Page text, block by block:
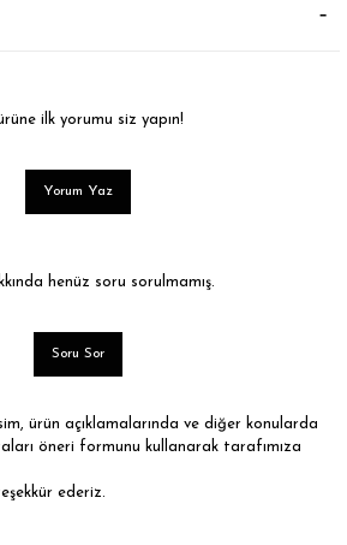
ilk yorumu siz yapın!
Yorum Yaz
henüz soru sorulmamış.
Soru Sor
ürün açıklamalarında ve diğer konularda
öneri formunu kullanarak tarafımıza
ederiz.